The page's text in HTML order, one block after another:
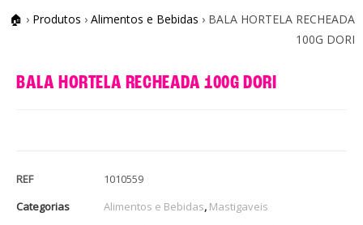
🏠 › Produtos › Alimentos e Bebidas › BALA HORTELA RECHEADA
100G DORI
BALA HORTELA RECHEADA 100G DORI
REF
1010559
Categorias
Alimentos e Bebidas, Mastigaveis